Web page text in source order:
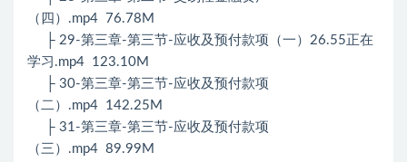
（四）.mp4 76.78M
├ 29-第三章-第三节-应收及预付款项（一）26.55正在
学习.mp4 123.10M
├ 30-第三章-第三节-应收及预付款项
（二）.mp4 142.25M
├ 31-第三章-第三节-应收及预付款项
（三）.mp4 89.99M